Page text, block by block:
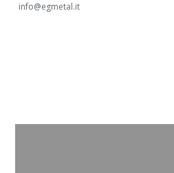
info@egmetal.it